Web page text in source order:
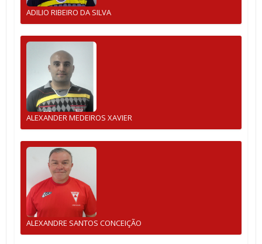
ADILIO RIBEIRO DA SILVA
ALEXANDER MEDEIROS XAVIER
ALEXANDRE SANTOS CONCEIÇÃO